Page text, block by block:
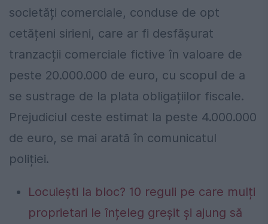
societăți comerciale, conduse de opt
cetățeni sirieni, care ar fi desfășurat
tranzacții comerciale fictive în valoare de
peste 20.000.000 de euro, cu scopul de a
se sustrage de la plata obligațiilor fiscale.
Prejudiciul ceste estimat la peste 4.000.000
de euro, se mai arată în comunicatul
poliției.
Locuiești la bloc? 10 reguli pe care mulți
proprietari le înțeleg greșit și ajung să